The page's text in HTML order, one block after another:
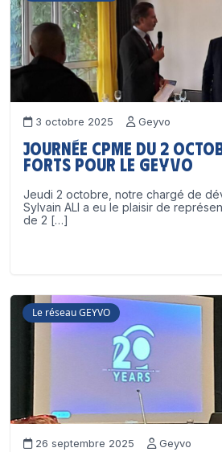
3 octobre 2025 Geyvo
Journée CPME du 2
forts pour le GEYVO
Jeudi 2 octobre, notre chargé de
Sylvain ALI a eu le plaisir de
de 2 […]
Le réseau GEYVO
26 septembre 2025 Geyvo